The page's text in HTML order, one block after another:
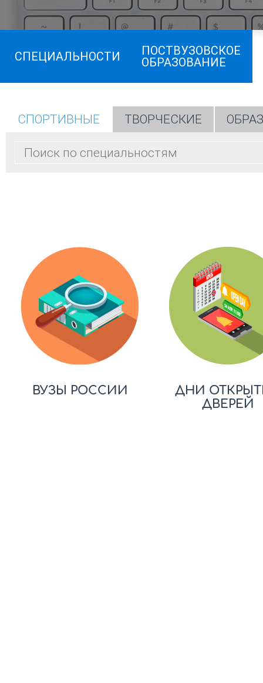
СПЕЦИАЛЬНОСТИ
ПОСТВУЗОВСКОЕ
ОБРАЗОВАНИЕ
СПОРТИВНЫЕ ТВОРЧЕСКИЕ
ВУЗЫ РОССИИ
ДНИ
ДВЕРЕЙ